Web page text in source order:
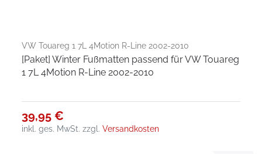
VW Touareg 1 7L 4Motion R-Line 2002-2010
[Paket] Winter Fußmatten passend für VW Touareg
1 7L 4Motion R-Line 2002-2010
39,95 €
inkl. ges. MwSt. zzgl.Versandkosten